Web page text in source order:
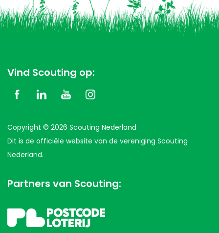
Vind Scouting op:
Copyright © 2026 Scouting Nederland
Dit is de officiële website van de vereniging Scouting
Nederland.
Partners van Scouting: